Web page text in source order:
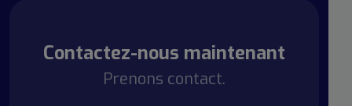
Contactez-nous maintenant
Prenons contact.